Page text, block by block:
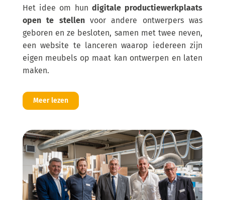
Het idee om hun digitale productiewerkplaats
open te stellenvoor andere ontwerpers was
geboren en ze besloten, samen met twee neven,
een website te lanceren waarop iedereen zijn
eigen meubels op maat kan ontwerpen en laten
maken.
Meer lezen